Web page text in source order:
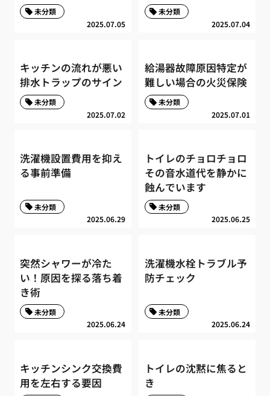
2025.07.05
未分類
2025.07.04
未分類
キッチンの流れが悪い
排水トラップのサイン
2025.07.02
未分類
給湯器故障原因特定が
難しい場合の火災保険
2025.07.01
未分類
洗濯機設置費用を抑え
る事前準備
2025.06.29
未分類
トイレのチョロチョロ
その音水道代を静かに
蝕んでいます
2025.06.25
未分類
突然シャワーが冷た
い！原因を探る落ち着
き術
2025.06.24
未分類
洗濯機水栓トラブル予
防チェック
2025.06.24
未分類
キッチンシンク交換費
用を左右する要因
トイレの沈黙に焦ると
き